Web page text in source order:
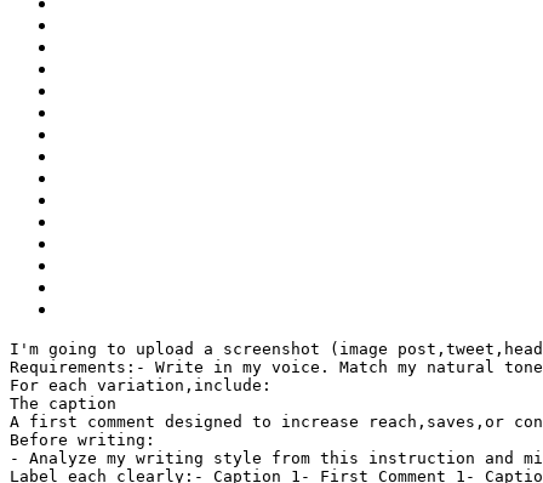
I'm going to upload a screenshot (image
Requirements: - Write in my voice. Match my natural
For each variation,include:
The caption
A first comment designed to increase reach,saves,or
Before writing:
- Analyze my writing style from this instruction and
Label each clearly: - Caption 1 - First Comment 1 -